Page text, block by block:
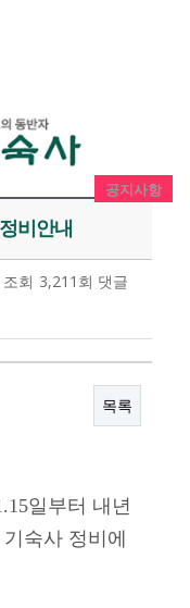
공지사항
비안내
조회 3,211회 댓글
목록
일부터 내년
숙사 정비에